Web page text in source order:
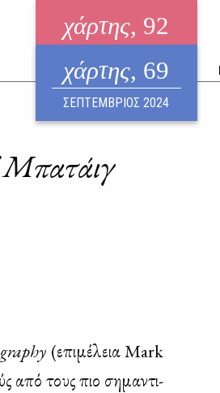
χάρτης, 92
ηλεκτρονικό περιοδικό
ΑΥΓΟΥΣΤΟΣ 2026
χάρτης, 69
ΣΕΠΤΕΜΒΡΙΟΣ 2024
Μπατάιγ
(επι­μέ­λεια Mark
από τους πιο ση­μα­ντι­